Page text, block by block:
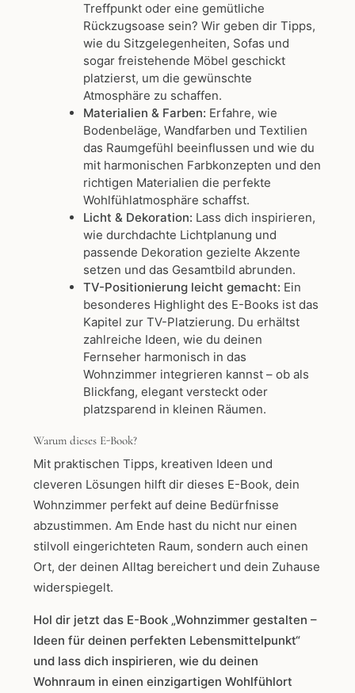
Treffpunkt oder eine gemütliche
Rückzugsoase sein? Wir geben dir Tipps,
wie du Sitzgelegenheiten, Sofas und
sogar freistehende Möbel geschickt
platzierst, um die gewünschte
Atmosphäre zu schaffen.
Materialien & Farben: Erfahre, wie
Bodenbeläge, Wandfarben und Textilien
das Raumgefühl beeinflussen und wie du
mit harmonischen Farbkonzepten und den
richtigen Materialien die perfekte
Wohlfühlatmosphäre schaffst.
Licht & Dekoration: Lass dich inspirieren,
wie durchdachte Lichtplanung und
passende Dekoration gezielte Akzente
setzen und das Gesamtbild abrunden.
TV-Positionierung leicht gemacht: Ein
besonderes Highlight des E-Books ist das
Kapitel zur TV-Platzierung. Du erhältst
zahlreiche Ideen, wie du deinen
Fernseher harmonisch in das
Wohnzimmer integrieren kannst – ob als
Blickfang, elegant versteckt oder
platzsparend in kleinen Räumen.
Warum dieses E-Book?
Mit praktischen Tipps, kreativen Ideen und
cleveren Lösungen hilft dir dieses E-Book, dein
Wohnzimmer perfekt auf deine Bedürfnisse
abzustimmen. Am Ende hast du nicht nur einen
stilvoll eingerichteten Raum, sondern auch einen
Ort, der deinen Alltag bereichert und dein Zuhause
widerspiegelt.
Hol dir jetzt das E-Book „Wohnzimmer gestalten –
Ideen für deinen perfekten Lebensmittelpunkt“
und lass dich inspirieren, wie du deinen
Wohnraum in einen einzigartigen Wohlfühlort